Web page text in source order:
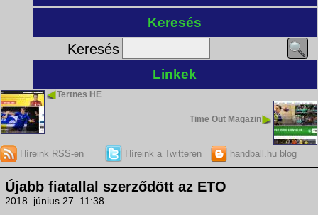
Keresés
Keresés
Linkek
Tertnes HE
Time Out Magazin
Híreink RSS-en Híreink a Twitteren handball.hu blog
Újabb fiatallal szerződött az ETO
2018. június 27. 11:38